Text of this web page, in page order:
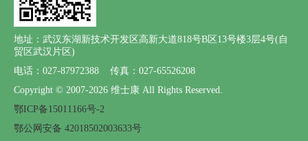
地址：武汉东湖新技术开发区高新大道818号B区13号楼3层4号(自
贸区武汉片区)
电话：027-87972388 传真：027-65526208
Copyright © 2007-2026 维士康 All Rights Reserved.
鄂ICP备15011166号-2
鄂公网安备 42018502003633号